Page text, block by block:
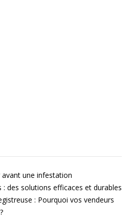
une infestation
: des solutions efficaces et durables
: Pourquoi vos vendeurs